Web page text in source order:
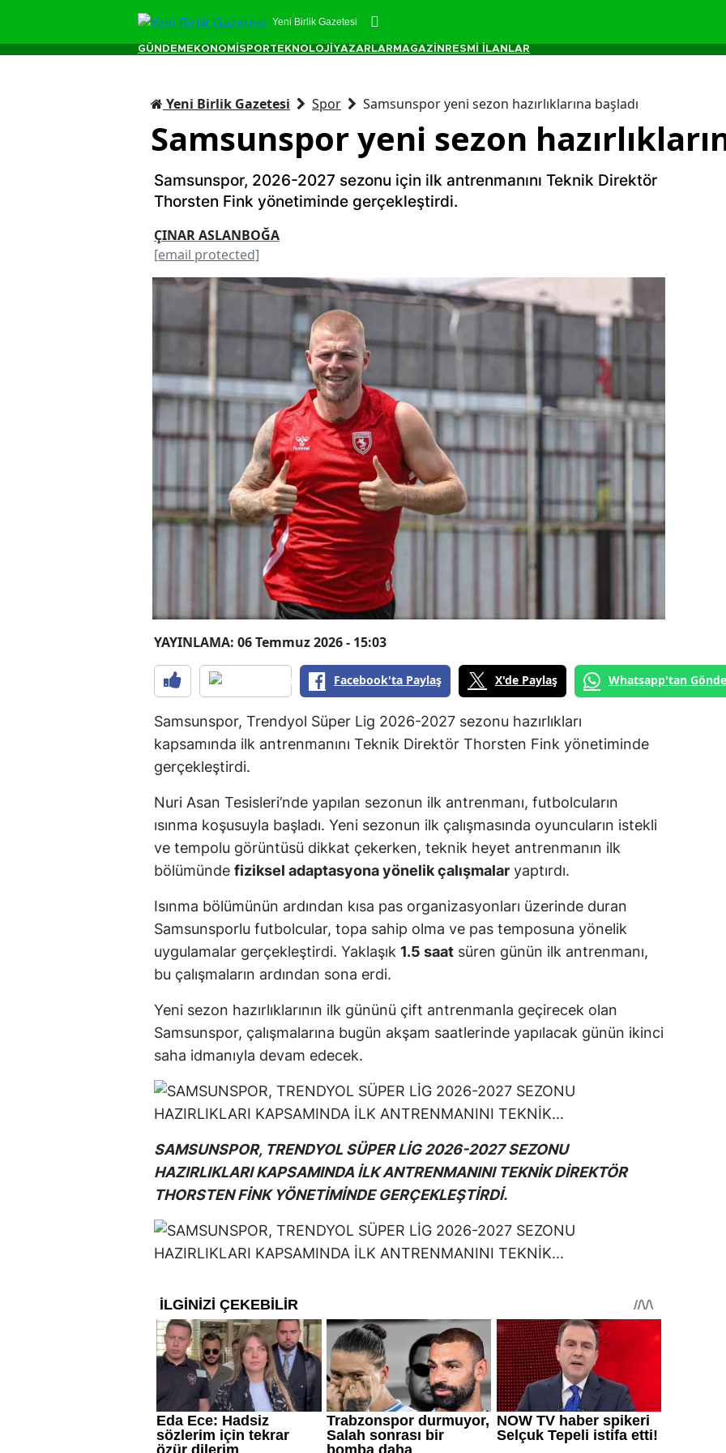
Yeni Birlik Gazetesi
GÜNDEM EKONOMİ SPORTEKNOLOJİ YAZARLAR MAGAZİN RESMİ İLANLAR
Yeni Birlik Gazetesi Spor Samsunspor yeni sezon hazırlıklarına başladı
Samsunspor yeni sezon
Samsunspor, 2026-2027 sezonu için ilk antrenmanını Teknik Direktör
Thorsten Fink yönetiminde gerçekleştirdi.
ÇINAR ASLANBOĞA
[email protected]
YAYINLAMA: 06 Temmuz 2026 - 15:03
Facebook'ta Paylaş X'de Paylaş Whatsapp'tan
Samsunspor, Trendyol Süper Lig 2026-2027 sezonu hazırlıkları
kapsamında ilk antrenmanını Teknik Direktör Thorsten Fink yönetiminde
gerçekleştirdi.
Nuri Asan Tesisleri’nde yapılan sezonun ilk antrenmanı, futbolcuların
ısınma koşusuyla başladı. Yeni sezonun ilk çalışmasında oyuncuların istekli
ve tempolu görüntüsü dikkat çekerken, teknik heyet antrenmanın ilk
bölümünde fiziksel adaptasyona yönelik çalışmalar yaptırdı.
Isınma bölümünün ardından kısa pas organizasyonları üzerinde duran
Samsunsporlu futbolcular, topa sahip olma ve pas temposuna yönelik
uygulamalar gerçekleştirdi. Yaklaşık 1.5 saat süren günün ilk antrenmanı,
bu çalışmaların ardından sona erdi.
Yeni sezon hazırlıklarının ilk gününü çift antrenmanla geçirecek olan
Samsunspor, çalışmalarına bugün akşam saatlerinde yapılacak günün ikinci
saha idmanıyla devam edecek.
SAMSUNSPOR, TRENDYOL SÜPER LİG 2026-2027 SEZONU
HAZIRLIKLARI KAPSAMINDA İLK ANTRENMANINI TEKNİK DİREKTÖR
THORSTEN FİNK YÖNETİMİNDE GERÇEKLEŞTİRDİ.